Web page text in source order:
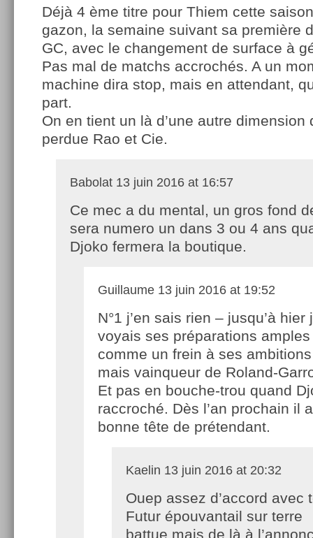
Déjà 4 ème titre pour Thiem cette
gazon, la semaine suivant sa première
GC, avec le changement de surface à
Pas mal de matchs accrochés. A un
machine dira stop, mais en attendant,
part.
On en tient un là d’une autre dimension
perdue Rao et Cie.
Babolat 13 juin 2016 at 16:57
Ce mec a du mental, un gros fond
sera numero un dans 3 ou 4 ans
Djoko fermera la boutique.
Guillaume 13 juin 2016 at 19:52
N°1 j’en sais rien – jusqu’à hier
voyais ses préparations amples
comme un frein à ses
mais vainqueur de Roland-
Et pas en bouche-trou quand
raccroché. Dès l’an prochain il
bonne tête de prétendant.
Kaelin 13 juin 2016 at 20:32
Ouep assez d’accord avec
Futur épouvantail sur terre
battue mais de là à